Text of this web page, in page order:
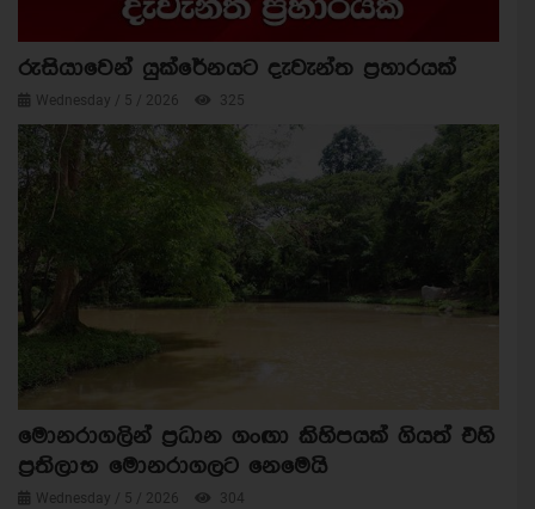
රුසියාවෙන් යුක්රේනයට දැවැන්ත ප්‍රහාරයක්
Wednesday / 5 / 2026 325
මොනරාගලින් ප්‍රධාන ගංඟා කිහිපයක් ගියත් එහි
ප්‍රතිලාභ මොනරාගලට නෙමෙයි
Wednesday / 5 / 2026 304